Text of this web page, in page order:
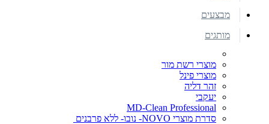
מבצעים
מותגים
מוצרי רשת מור
מוצרי פינל
זהר דליה
יעקבי
MD-Clean Professional
סדרת מוצרי NOVO- נובו- ללא פרבנים